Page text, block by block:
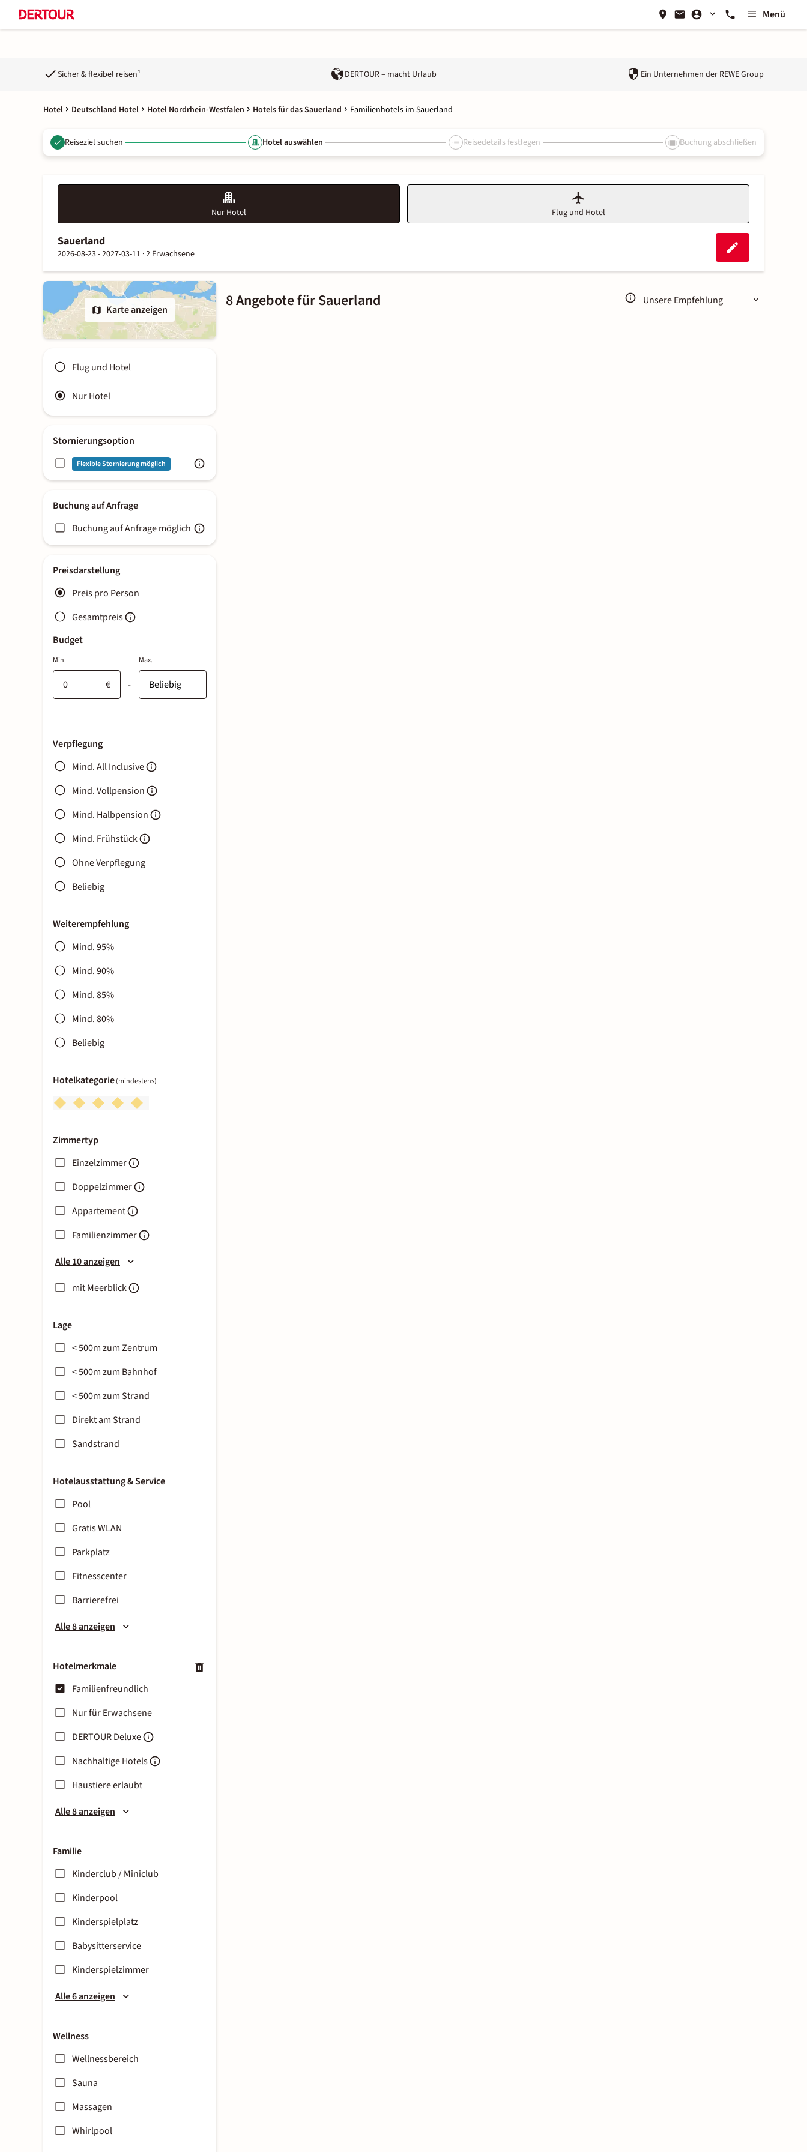
Menü
Sicher & flexibel reisen¹ DERTOUR – macht Urlaub Ein Unternehmen der REWE Group
Hotel Deutschland Hotel Hotel Nordrhein-Westfalen Hotels für das Sauerland Familienhotels im Sauerland
Reiseziel suchen Hotel auswählen Reisedetails festlegen Buchung abschließen
Nur Hotel Flug und Hotel
Sauerland
2026-08-23 - 2027-03-11 ·2 Erwachsene
Karte anzeigen
Flug und Hotel
Nur Hotel
Stornierungsoption
Flexible Stornierung möglich
Buchung auf Anfrage
Buchung auf Anfrage möglich
Preisdarstellung
Preis pro Person
Gesamtpreis
Budget
Min.
€ -
Max.
Verpflegung
Mind. All Inclusive
Mind. Vollpension
Mind. Halbpension
Mind. Frühstück
Ohne Verpflegung
Beliebig
Weiterempfehlung
Mind. 95%
Mind. 90%
Mind. 85%
Mind. 80%
Beliebig
Hotelkategorie(mindestens)
Zimmertyp
Einzelzimmer
Doppelzimmer
Appartement
Familienzimmer
Alle 10 anzeigen
mit Meerblick
Lage
< 500m zum Zentrum
< 500m zum Bahnhof
< 500m zum Strand
Direkt am Strand
Sandstrand
Hotelausstattung & Service
Pool
Gratis WLAN
Parkplatz
Fitnesscenter
Barrierefrei
Alle 8 anzeigen
Hotelmerkmale
Familienfreundlich
Nur für Erwachsene
DERTOUR Deluxe
Nachhaltige Hotels
Haustiere erlaubt
Alle 8 anzeigen
Familie
Kinderclub / Miniclub
Kinderpool
Kinderspielplatz
Babysitterservice
Kinderspielzimmer
Alle 6 anzeigen
Wellness
Wellnessbereich
Sauna
Massagen
Whirlpool
8 Angebote für Sauerland